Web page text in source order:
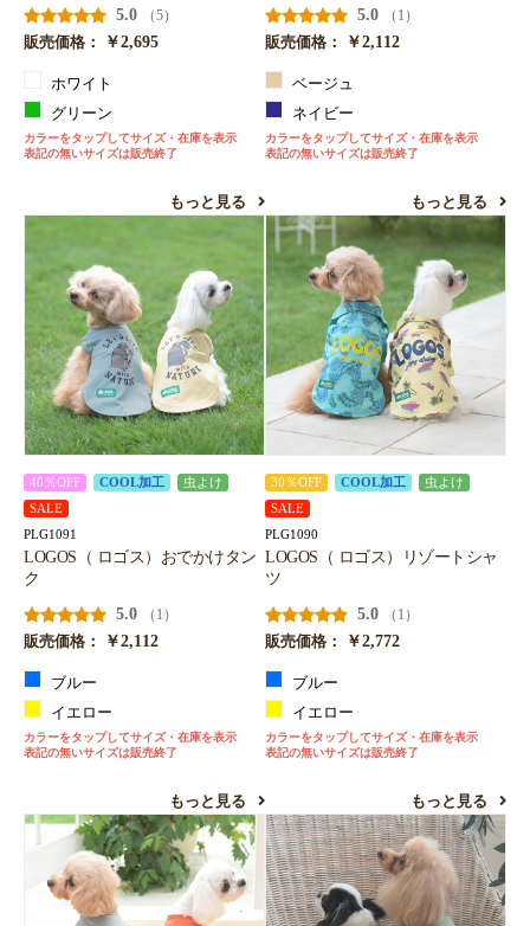
5.0
（5）
販売価格：
￥2,695
ホワイト
グリーン
カラーをタップしてサイズ・在庫を表示
表記の無いサイズは販売終了
もっと見る
5.0
（1）
販売価格：
￥2,112
ベージュ
ネイビー
カラーをタップしてサイズ・在庫を表示
表記の無いサイズは販売終了
もっと見る
40％OFF COOL加工
虫よけ
SALE
PLG1091
LOGOS（ ロゴス）おでかけタン
ク
5.0
（1）
販売価格：
￥2,112
ブルー
イエロー
カラーをタップしてサイズ・在庫を表示
表記の無いサイズは販売終了
もっと見る
30％OFF COOL加工
虫よけ
SALE
PLG1090
LOGOS（ ロゴス）リゾートシャ
ツ
5.0
（1）
販売価格：
￥2,772
ブルー
イエロー
カラーをタップしてサイズ・在庫を表示
表記の無いサイズは販売終了
もっと見る
お買い物を続ける カートへ進む